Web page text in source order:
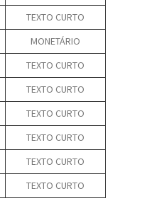
TEXTO CURTO
MONETÁRIO
TEXTO CURTO
TEXTO CURTO
TEXTO CURTO
TEXTO CURTO
TEXTO CURTO
TEXTO CURTO